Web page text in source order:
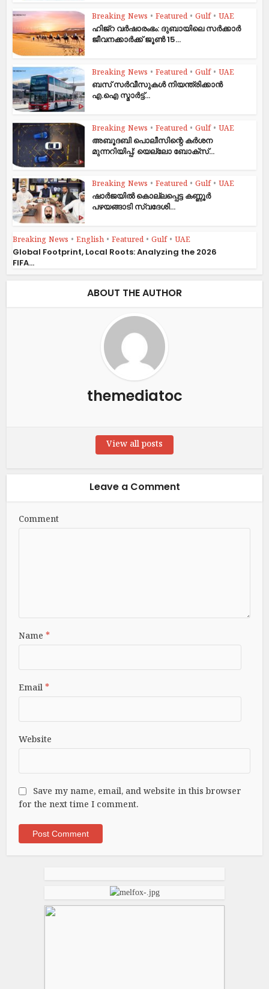
Breaking News • Featured • Gulf • UAE
ഹിജ്‌റ വർഷാരംഭം: ദുബായിലെ സർക്കാർ
ജീവനക്കാർക്ക് ജൂൺ 15...
Breaking News • Featured • Gulf • UAE
ബസ് സർവീസുകൾ നിയന്ത്രിക്കാൻ
എ.ഐ സ്മാർട്ട്...
Breaking News • Featured • Gulf • UAE
അബൂദബി പൊലീസിന്റെ കർശന
മുന്നറിയിപ്പ്; യെല്ലോ ബോക്സ്...
Breaking News • Featured • Gulf • UAE
ഷാര്‍ജയില്‍ കൊല്ലപ്പെട്ട കണ്ണൂര്‍
പഴയങ്ങാടി സ്വദേശി...
Breaking News • English • Featured • Gulf • UAE
Global Footprint, Local Roots: Analyzing the 2026
FIFA...
ABOUT THE AUTHOR
themediatoc
View all posts
Leave a Comment
Comment
Name*
Email*
Website
Save my name, email, and website in this browser
for the next time I comment.